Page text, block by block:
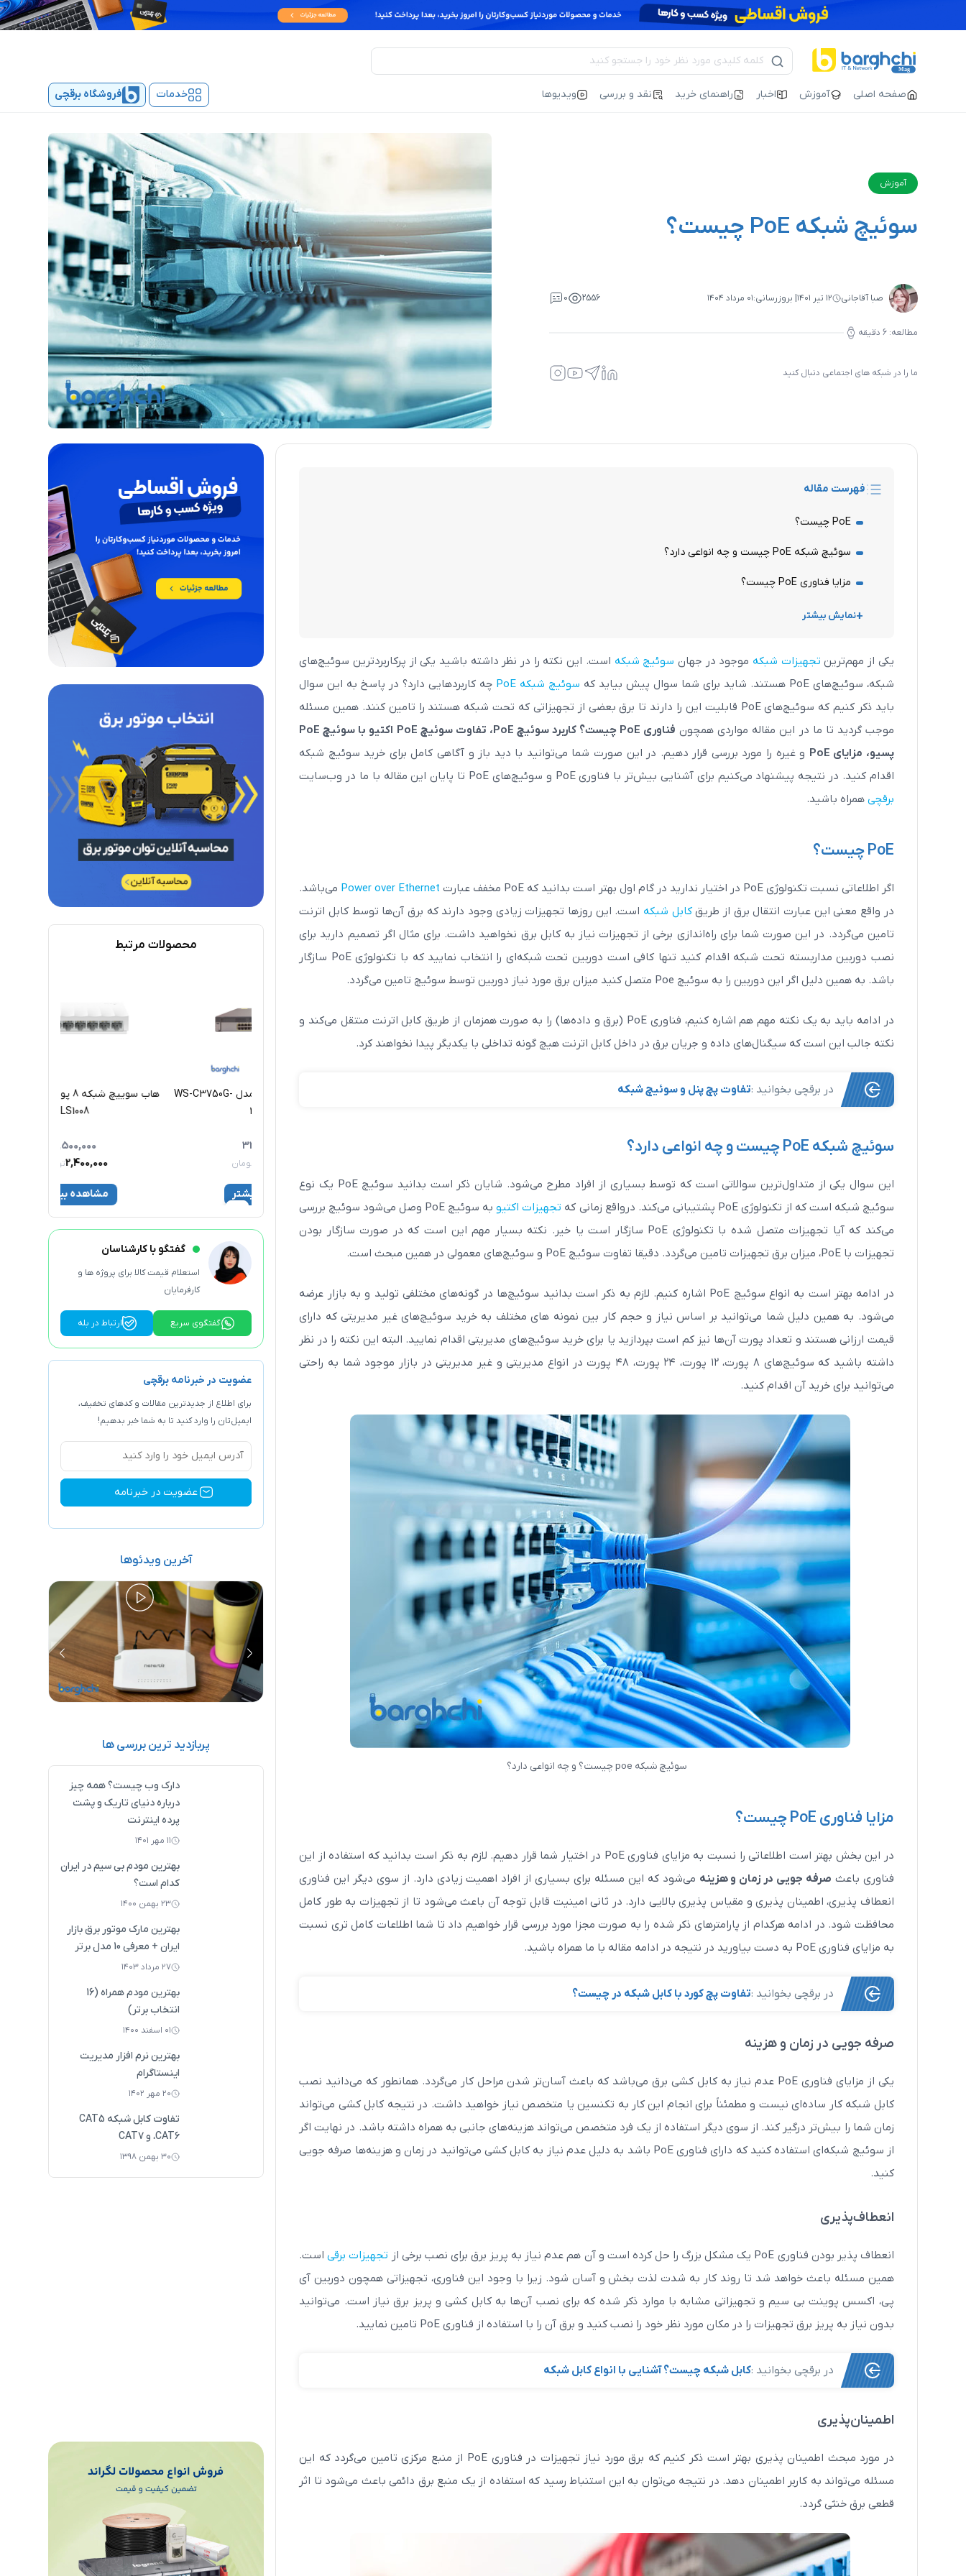
صفحه اصلی آموزش اخبار راهنمای خرید نقد و بررسی ویدیوها خدمات فروشگاه برقچی
آموزش
سوئیچ شبکه PoE چیست؟
صبا آقاجانی ۱۲ تیر ۱۴۰۱ | بروزرسانی:۰۱ مرداد ۱۴۰۴ 2556
0
مطالعه:6 دقیقه
ما را در شبکه های اجتماعی دنبال کنید
فهرست مقاله
PoE چیست؟
سوئیچ شبکه PoE چیست و چه انواعی دارد؟
مزایا فناوری PoE چیست؟
نمایش بیشتر
یکی از مهم‌ترین تجهیزات شبکه موجود در جهان سوئیچ شبکه است. این نکته را در نظر داشته باشید یکی از پرکاربردترین سوئیچ‌های
شبکه، سوئیچ‌های PoE هستند. شاید برای شما سوال پیش بیاید که
سوئیچ شبکه PoE
چه کاربردهایی دارد؟ در پاسخ به این سوال
باید ذکر کنیم که سوئیچ‌های PoE قابلیت این را دارند تا برق بعضی از تجهیزاتی که تحت شبکه هستند را تامین کنند. همین مسئله
موجب گردید تا ما در این مقاله مواردی همچون
فناوری PoE چیست؟ کاربرد سوئیچ PoE، تفاوت سوئیچ PoE اکتیو با سوئیچ PoE
پسیو، مزایای PoE
و غیره را مورد بررسی قرار دهیم. در این صورت شما می‌توانید با دید باز و آگاهی کامل برای خرید سوئیچ شبکه
اقدام کنید. در نتیجه پیشنهاد می‌کنیم برای آشنایی بیش‌تر با فناوری PoE و سوئیچ‌های PoE تا پایان این مقاله با ما در
وب‌سایت
برقچیهمراه باشید.
PoE چیست؟
اگر اطلاعاتی نسبت تکنولوژی PoE در اختیار ندارید در گام اول بهتر است بدانید که PoE مخفف عبارت Power over Ethernet می‌باشد.
در واقع معنی این عبارت انتقال برق از طریقکابل شبکه است. این روزها تجهیزات زیادی وجود دارند که برق آن‌ها توسط کابل اترنت
تامین می‌گردد. در این صورت شما برای راه‌اندازی برخی از تجهیزات نیاز به کابل برق نخواهید داشت. برای مثال اگر تصمیم دارید برای
نصب دوربین مداربسته تحت شبکه اقدام کنید تنها کافی است دوربین تحت شبکه‌ای را انتخاب نمایید که با تکنولوژی PoE سازگار
باشد. به همین دلیل اگر این دوربین را به سوئیچ Poe متصل کنید میزان برق مورد نیاز دوربین توسط سوئیچ تامین می‌گردد.
در ادامه باید به یک نکته مهم هم اشاره کنیم، فناوری PoE (برق و داده‌ها) را به صورت همزمان از طریق کابل اترنت منتقل می‌کند و
نکته جالب این است که سیگنال‌های داده و جریان برق در داخل کابل اترنت هیچ گونه تداخلی با یکدیگر پیدا نخواهند کرد.
در برقچی بخوانید :تفاوت پچ پنل و سوئیچ شبکه
سوئیچ شبکه PoE چیست و چه انواعی دارد؟
این سوال یکی از متداول‌ترین سوالاتی است که توسط بسیاری از افراد مطرح می‌شود. شایان ذکر است بدانید سوئیچ PoE یک نوع
سوئیچ شبکه است که از تکنولوژی PoE پشتیبانی می‌کند. درواقع زمانی که
تجهیزات اکتیو
به سوئیچ PoE وصل می‌شود سوئیچ بررسی
می‌کند که آیا تجهیزات متصل شده با تکنولوژی PoE سازگار است یا خیر. نکته بسیار مهم این است که در صورت سازگار بودن
تجهیزات با PoE، میزان برق تجهیزات تامین می‌گردد. دقیقا تفاوت سوئیچ PoE و سوئیچ‌های معمولی در همین مبحث است.
در ادامه بهتر است به انواع سوئیچ PoE اشاره کنیم. لازم به ذکر است بدانید سوئیچ‌ها در گونه‌های مختلفی تولید و به بازار عرضه
می‌شود. به همین دلیل شما می‌توانید بر اساس نیاز و حجم کار بین نمونه های مختلف به خرید سوئیچ‌های غیر مدیریتی که دارای
قیمت ارزانی هستند و تعداد پورت آن‌ها نیز کم است بپردازید یا برای خرید سوئیچ‌های مدیریتی اقدام نمایید. البته این نکته را در نظر
داشته باشید که سوئیچ‌های ۸ پورت، ۱۲ پورت، ۲۴ پورت، ۴۸ پورت در انواع مدیریتی و غیر مدیریتی در بازار موجود شما به راحتی
می‌توانید برای خرید آن اقدام کنید.
سوئیچ شبکه poe چیست؟ و چه انواعی دارد؟
مزایا فناوری PoE چیست؟
در این بخش بهتر است اطلاعاتی را نسبت به مزایای فناوری PoE در اختیار شما قرار دهیم. لازم به ذکر است بدانید که استفاده از این
فناوری باعث صرفه جویی در زمان و هزینه می‌شود که این مسئله برای بسیاری از افراد اهمیت زیادی دارد. از سوی دیگر این فناوری
انعطاف پذیری، اطمینان پذیری و مقیاس پذیری بالایی دارد. در ثانی امینیت قابل توجه آن باعث می‌شود تا از تجهیزات به طور کامل
محافظت شود. در ادامه هرکدام از پارامتر‌های ذکر شده را به صورت مجزا مورد بررسی قرار خواهیم داد تا شما اطلاعات کامل تری نسبت
به مزایای فناوری PoE به دست بیاورید در نتیجه در ادامه مقاله با ما همراه باشید.
در برقچی بخوانید :تفاوت پچ کورد با کابل شبکه در چیست؟
صرفه جویی در زمان و هزینه
یکی از مزایای فناوری PoE عدم نیاز به کابل کشی برق می‌باشد که باعث آسان‌تر شدن مراحل کار می‌گردد. همانطور که می‌دانید نصب
کابل شبکه کار ساده‌ای نیست و مطمئناً برای انجام این کار به تکنسین یا متخصص نیاز خواهید داشت. در نتیجه کابل کشی می‌تواند
زمان شما را بیش‌تر درگیر کند. از سوی دیگر استفاده از یک فرد متخصص می‌تواند هزینه‌های جانبی به همراه داشته باشد. در نهایت اگر
از سوئیچ شبکه‌ای استفاده کنید که دارای فناوری PoE باشد به دلیل عدم نیاز به کابل کشی می‌توانید در زمان و هزینه‌ها صرفه جویی
کنید.
انعطاف‌پذیری
انعطاف پذیر بودن فناوری PoE یک مشکل بزرگ را حل کرده است و آن هم عدم نیاز به پریز برق برای نصب برخی از تجهیزات برقیاست.
همین مسئله باعث خواهد شد تا روند کار به شدت لذت بخش و آسان شود. زیرا با وجود این فناوری، تجهیزاتی همچون دوربین آی
پی، اکسس پوینت بی سیم و تجهیزاتی مشابه با موارد ذکر شده که برای نصب آن‌ها به کابل کشی و پریز برق نیاز است. می‌توانید
بدون نیاز به پریز برق تجهیزات را در مکان مورد نظر خود را نصب کنید و برق آن را با استفاده از فناوری PoE تامین نمایید.
در برقچی بخوانید :کابل شبکه چیست؟ آشنایی با انواع کابل شبکه
اطمینان‌پذیری
در مورد مبحث اطمینان پذیری بهتر است ذکر کنیم که برق مورد نیاز تجهیزات در فناوری PoE از منبع مرکزی تامین می‌گردد که این
مسئله می‌تواند به کاربر اطمینان دهد. در نتیجه می‌توان به این استنباط رسید که استفاده از یک منبع برق دائمی باعث می‌شود تا اثر
قطعی برق خنثی گردد.
محصولات مرتبط
سوئیچ 4پورت KVM دی لینک مدل DKVM-
9,600,000
مشاهده بیشتر مشاهده بیشتر مشاهده بیشتر
هاب سوییچ شبکه 8 پورت Tp Link مدل
گفتگو با کارشناسان
استعلام قیمت کالا برای پروژه ها و
کارفرمایان
گفتگوی سریع ارتباط در بله
عضویت در خبرنامه برقچی
برای اطلاع از جدیدترین مقالات و کد‌های تخفیف،
ایمیل‌تان را وارد کنید تا به شما خبر بدهیم!
آخرین ویدئوها
مودم فیبر نوری APC یا UPC؟
100)
(0 تا 100)
پربازدید ترین بررسی ها
دارک وب چیست؟ همه چیز
درباره دنیای تاریک و پشت
پرده اینترنت
۱۱ مهر ۱۴۰۱
بهترین مودم بی سیم در ایران
کدام است؟
۲۳ بهمن ۱۴۰۰
بهترین مارک موتور برق بازار
ایران + معرفی 10 مدل برتر
۲۷ مرداد ۱۴۰۳
بهترین مودم همراه (16
انتخاب برتر)
۰۱ اسفند ۱۴۰۰
بهترین نرم افزار مدیریت
اینستاگرام
۲۰ مهر ۱۴۰۲
تفاوت کابل‌ شبکه CAT5
،CAT6 و CAT7
۳۰ بهمن ۱۳۹۸